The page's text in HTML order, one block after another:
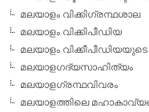
മലയാളം വിക്കിഗ്രന്ഥശാല
മലയാളം വിക്കിപീഡിയ
മലയാളം
മലയാളഗദ്യസാഹിത്യം
മലയാളഗ്രന്ഥവിവരം
മലയാളത്തിലെ